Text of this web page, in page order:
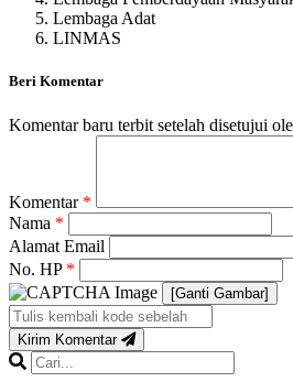
Lembaga Adat
LINMAS
Beri Komentar
Komentar baru terbit setelah disetujui
Komentar *
Nama *
Alamat Email
No. HP *
[Ganti Gambar]
Kirim Komentar